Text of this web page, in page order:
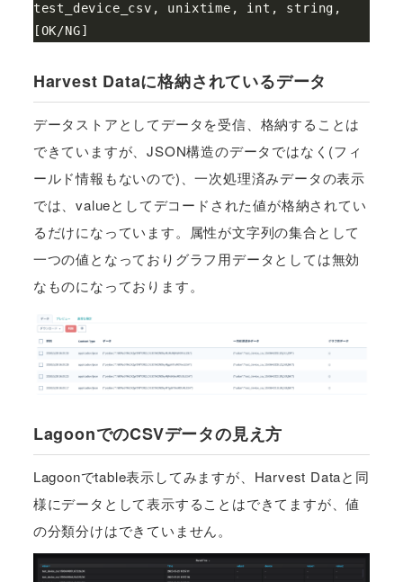
test_device_csv, unixtime, int, string,
Harvest Dataに格納されているデータ
データストアとしてデータを受信、格納することは
できていますが、JSON構造のデータではなく(フィ
ールド情報もないので)、一次処理済みデータの表示
では、valueとしてデコードされた値が格納されてい
るだけになっています。属性が文字列の集合として
一つの値となっておりグラフ用データとしては無効
なものになっております。
LagoonでのCSVデータの見え方
Lagoonでtable表示してみますが、Harvest Dataと同
様にデータとして表示することはできてますが、値
の分類分けはできていません。